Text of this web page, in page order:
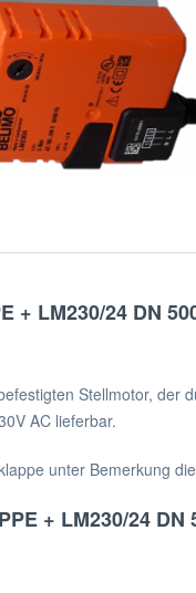
+ LM230/24 DN
Stellmotor, der
AC lieferbar.
unter Bemerkung
+ LM230/24 DN